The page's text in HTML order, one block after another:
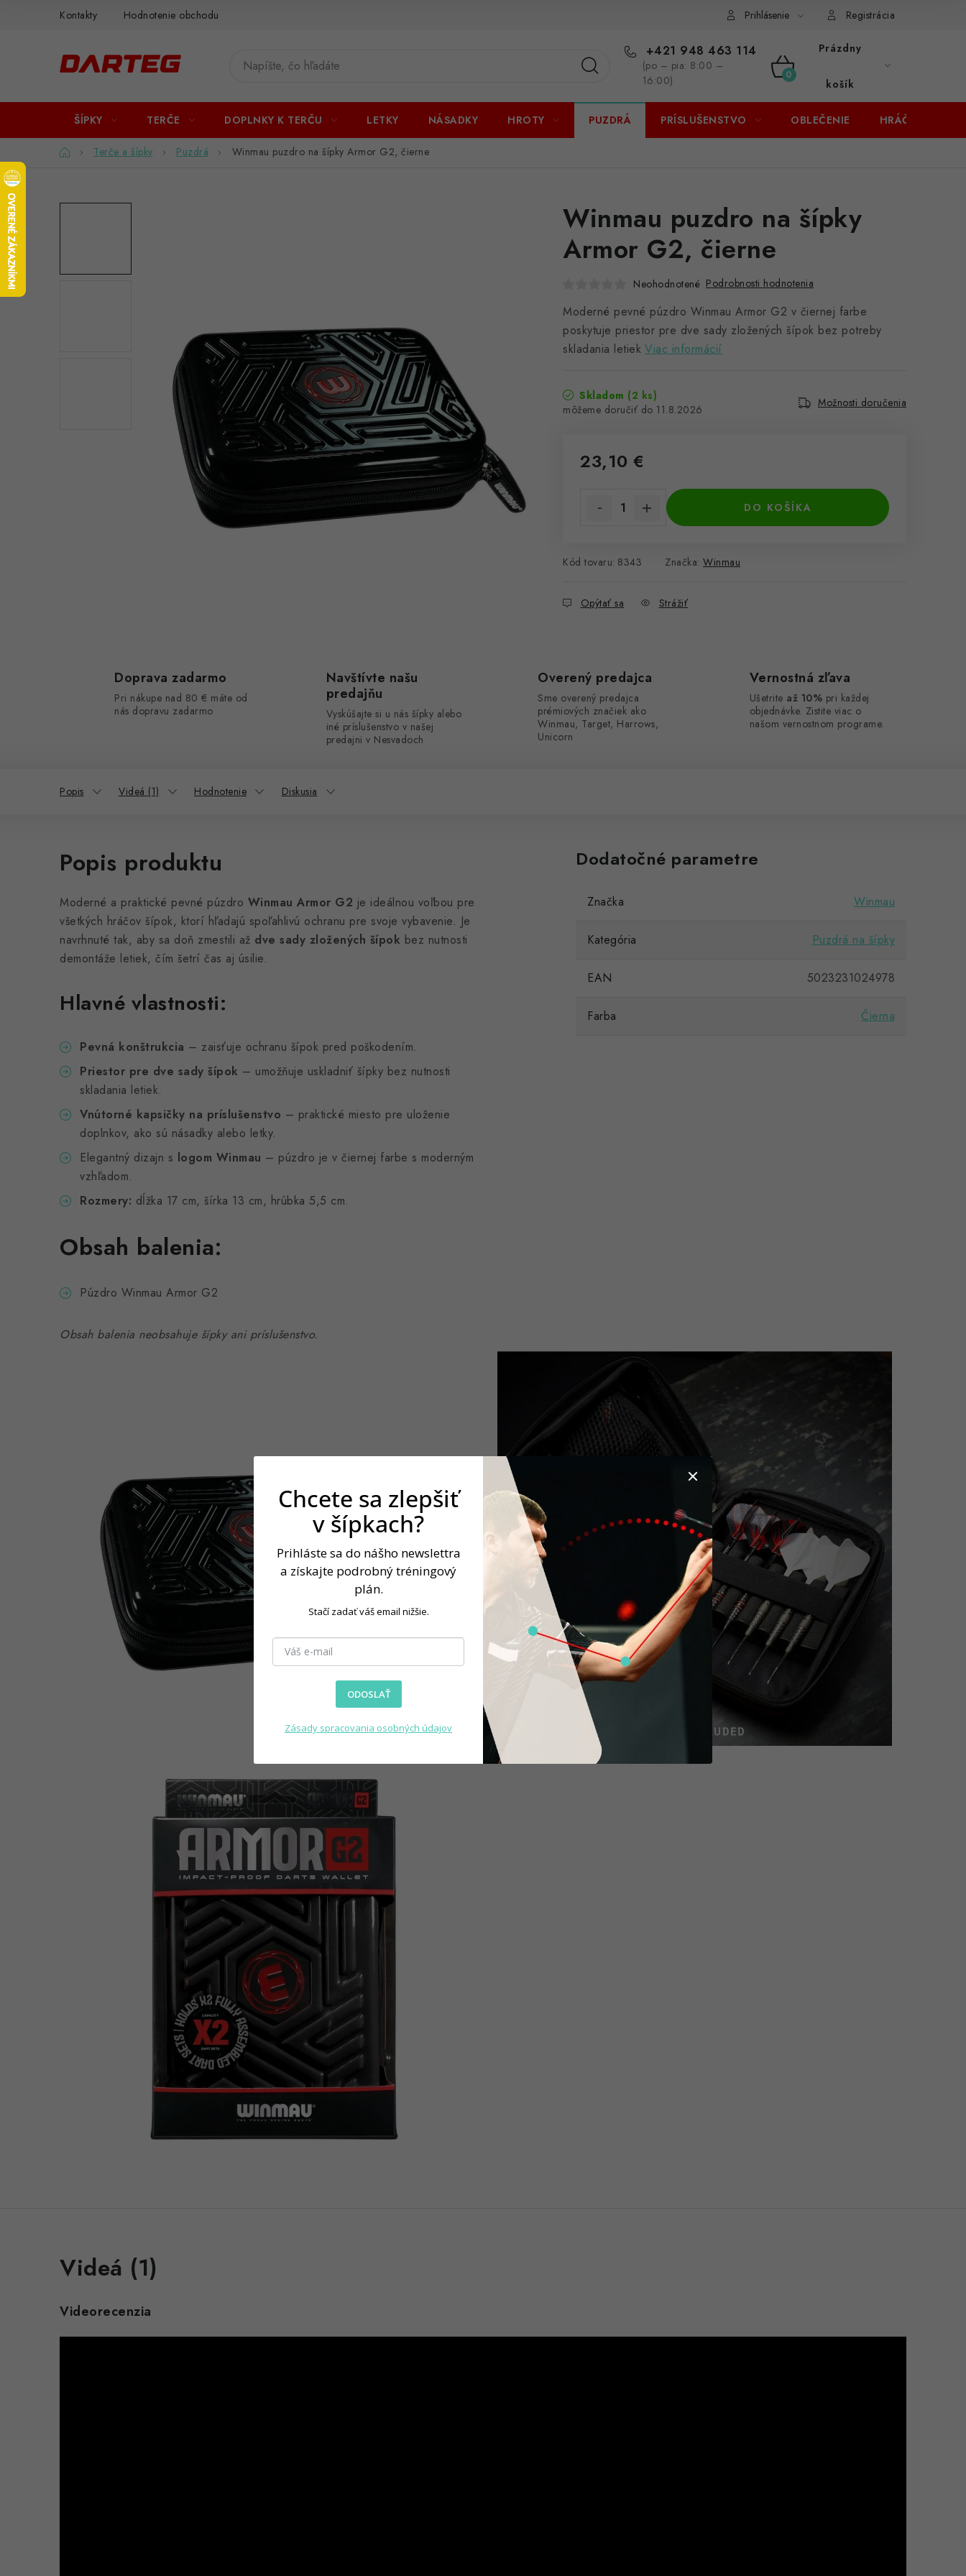
Kontakty Hodnotenie obchodu Prihlásenie Registrácia
+421 948 463 114
(po – pia: 8:00 –
16:00)
NÁKUPNÝ
KOŠÍK
Prázdny
košík
ŠÍPKY TERČE DOPLNKY K TERČU LETKY NÁSADKY HROTY PUZDRÁ PRÍSLUŠENSTVO OBLEČENIE HRÁČI
DomovTerče a šípky Puzdrá Winmau puzdro na šípky Armor G2, čierne
Winmau puzdro na šípky
Armor G2, čierne
Neohodnotené Podrobnosti hodnotenia
Moderné pevné púzdro Winmau Armor G2 v čiernej farbe
poskytuje priestor pre dve sady zložených šípok bez potreby
skladania letiek Viac informácií
Skladom (2 ks)
11.8.2026
Možnosti doručenia
23,10 €
DO KOŠÍKA
Kód tovaru: 8343 Značka: Winmau
Opýtať sa Strážiť
Doprava zadarmo
Pri nákupe nad 80 € máte od
nás dopravu zadarmo
Navštívte našu
predajňu
Vyskúšajte si u nás šípky alebo
iné príslušenstvo v našej
predajni v Nesvadoch
Overený predajca
Sme overený predajca
prémiových značiek ako
Winmau, Target, Harrows,
Unicorn
Vernostná zľava
Ušetrite až 10% pri každej
objednávke. Zistite viac o
našom vernostnom programe.
Popis Videá (1) Hodnotenie Diskusia
Popis produktu
Moderné a praktické pevné púzdro Winmau Armor G2 je ideálnou voľbou pre
všetkých hráčov šípok, ktorí hľadajú spoľahlivú ochranu pre svoje vybavenie. Je
navrhnuté tak, aby sa doň zmestili až dve sady zložených šípok bez nutnosti
demontáže letiek, čím šetrí čas aj úsilie.
Hlavné vlastnosti:
Pevná konštrukcia – zaisťuje ochranu šípok pred poškodením.
Priestor pre dve sady šípok – umožňuje uskladniť šípky bez nutnosti
skladania letiek.
Vnútorné kapsičky na príslušenstvo – praktické miesto pre uloženie
doplnkov, ako sú násadky alebo letky.
Elegantný dizajn s logom Winmau – púzdro je v čiernej farbe s moderným
vzhľadom.
Rozmery: dĺžka 17 cm, šírka 13 cm, hrúbka 5,5 cm.
Obsah balenia:
Púzdro Winmau Armor G2
Obsah balenia neobsahuje šípky ani príslušenstvo.
Dodatočné parametre
Značka Winmau
Kategória Puzdrá na šípky
EAN 5023231024978
Farba Čierna
Videá (1)
Videorecenzia
Chcete sa zlepšiť
v šípkach?
Prihláste sa do nášho newslettra
a získajte podrobný tréningový
plán.
Stačí zadať váš email nižšie.
ODOSLAŤ
Zásady spracovania osobných údajov